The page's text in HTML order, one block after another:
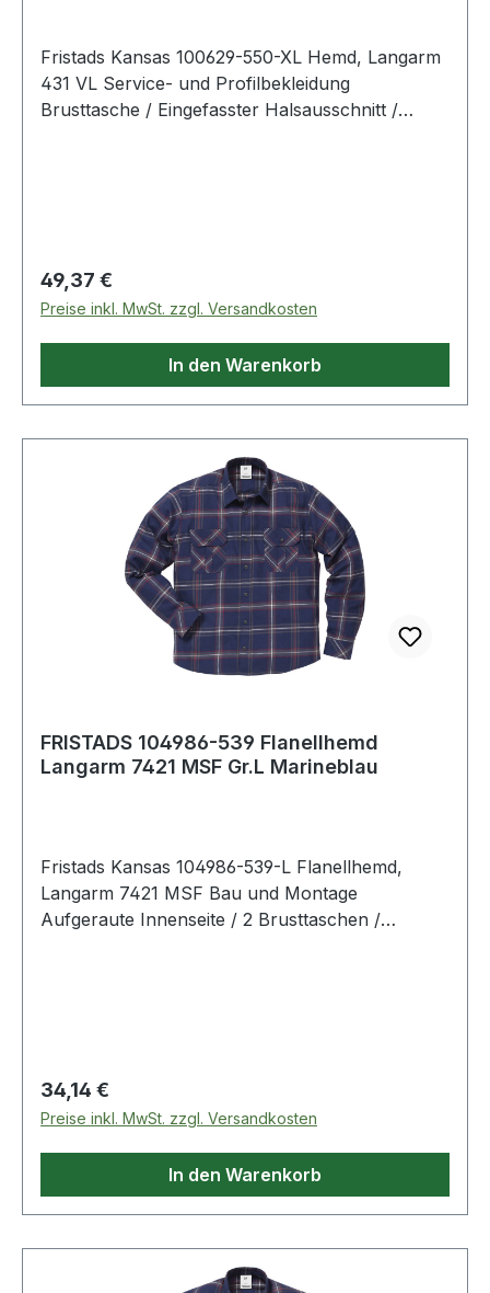
Fristads Kansas 100629-550-XL Hemd, Langarm
431 VL Service- und Profilbekleidung
Brusttasche / Eingefasster Halsausschnitt /
Regulärer Preis:
49,37 €
Preise inkl. MwSt. zzgl. Versandkosten
In den Warenkorb
FRISTADS 104986-539 Flanellhemd
Langarm 7421 MSF Gr.L Marineblau
Fristads Kansas 104986-539-L Flanellhemd,
Langarm 7421 MSF Bau und Montage
Aufgeraute Innenseite / 2 Brusttaschen /
Regulärer Preis:
34,14 €
Preise inkl. MwSt. zzgl. Versandkosten
In den Warenkorb